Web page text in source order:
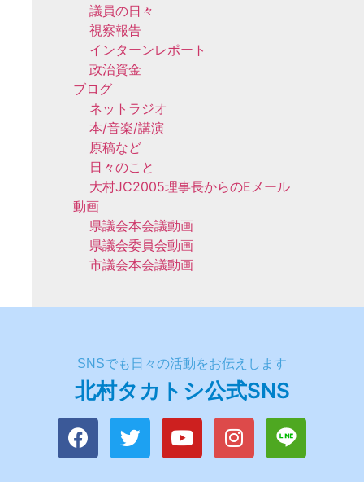
議員の日々
視察報告
インターンレポート
政治資金
ブログ
ネットラジオ
本/音楽/講演
原稿など
日々のこと
大村JC2005理事長からのEメール
動画
県議会本会議動画
県議会委員会動画
市議会本会議動画
北村タカトシ公式SNS
SNSでも日々の活動をお伝えします